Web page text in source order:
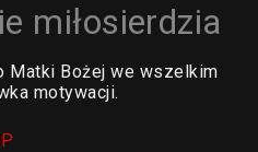
miłosierdzia
Matki Bożej we wszelkim
motywacji.